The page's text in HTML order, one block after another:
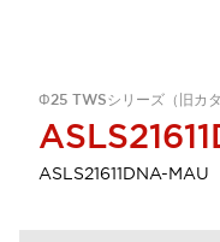
Φ25 TWSシリーズ（旧カタ
ASLS21611DNA-MAU